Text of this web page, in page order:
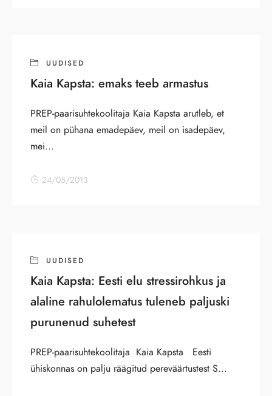
UUDISED
Kaia Kapsta: emaks teeb armastus
PREP-paarisuhtekoolitaja Kaia Kapsta arutleb, et
meil on pühana emadepäev, meil on isadepäev,
mei...
24/05/2013
UUDISED
Kaia Kapsta: Eesti elu stressirohkus ja
alaline rahulolematus tuleneb paljuski
purunenud suhetest
PREP-paarisuhtekoolitaja Kaia Kapsta Eesti
ühiskonnas on palju räägitud pereväärtustest S...